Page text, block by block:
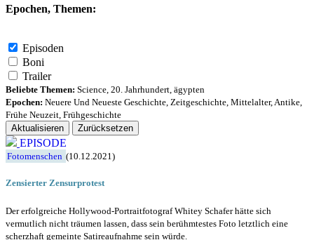
Epochen, Themen:
Episoden
Boni
Trailer
Beliebte Themen: Science 20. Jahrhundert ägypten
Epochen: Neuere Und Neueste Geschichte Zeitgeschichte Mittelalter, Antike
Frühe Neuzeit Frühgeschichte
Aktualisieren
Zurücksetzen
EPISODE
Fotomenschen (10.12.2021)
Zensierter Zensurprotest
Der erfolgreiche Hollywood-Portraitfotograf Whitey Schafer hätte sich
vermutlich nicht träumen lassen, dass sein berühmtestes Foto letztlich eine
scherzhaft gemeinte Satireaufnahme sein würde.